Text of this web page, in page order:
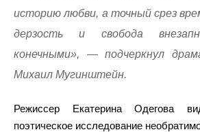
историю любви, а точный срез
дерзость и свобода
конечными», — подчеркнул
Михаил Мугинштейн.
Режиссер Екатерина Одегова
поэтическое исследование